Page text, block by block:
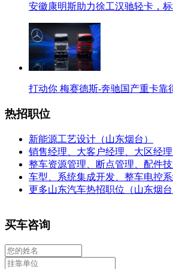
安徽康明斯助力徐工汉驰轻卡，
打动你 梅赛德斯-奔驰国产重卡靠
热招职位
新能源工艺设计（山东烟台）
销售经理、大客户经理、大区经
整车资源管理、断点管理、配件
车型、系统集成开发、整车电控
更多山东汽车热招职位（山东烟台
买车咨询